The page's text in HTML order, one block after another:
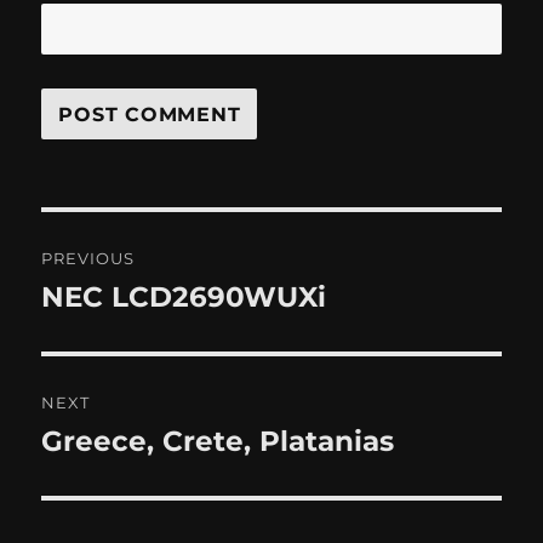
navigation
PREVIOUS
Previous
NEC LCD2690WUXi
NEXT
Next
Greece, Crete, Platanias